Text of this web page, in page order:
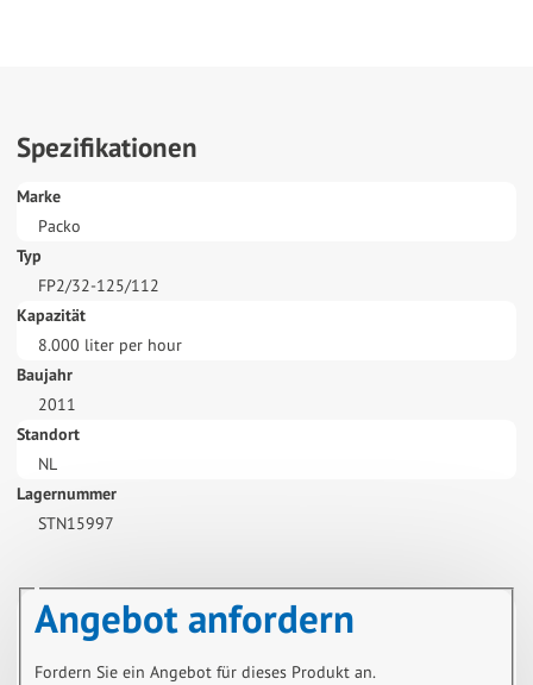
Spezifikationen
Marke
Packo
Typ
FP2/32-125/112
Kapazität
8.000 liter per hour
Baujahr
2011
Standort
NL
Lagernummer
STN15997
Angebot anfordern
Fordern Sie ein Angebot für dieses Produkt an.